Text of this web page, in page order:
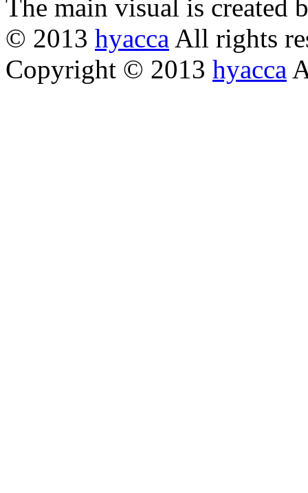
The main visual is created
© 2013 hyacca All rights
Copyright © 2013 hyacca